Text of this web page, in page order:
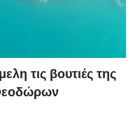
τις βουτιές της